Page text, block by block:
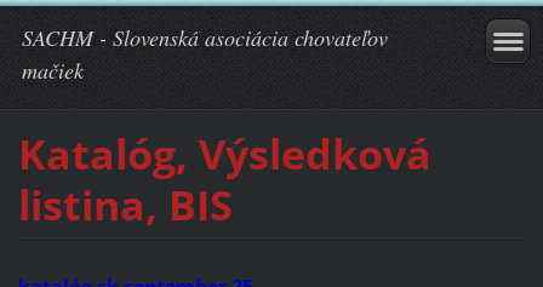
SACHM - Slovenská asociácia chovateľov
mačiek
Katalóg, Výsledková
listina, BIS